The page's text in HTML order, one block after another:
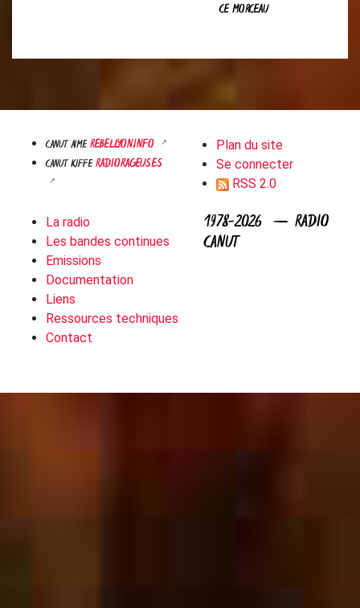
CE MORCEAU
CANUT AIMEREBELLYON.INFO
CANUT KIFFERADIORAGEUSES
Plan du site
Se connecter
RSS 2.0
La radio
Les bandes continues
Emissions
Documentation
Liens
Ressources techniques
Contact
1978-2026 — RADIO
CANUT